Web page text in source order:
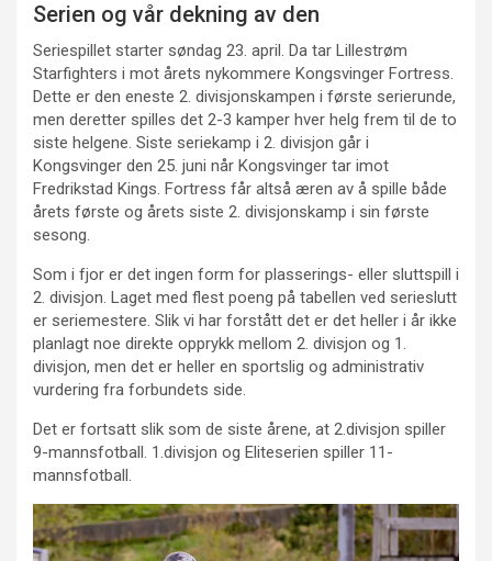
Serien og vår dekning av den
Seriespillet starter søndag 23. april. Da tar Lillestrøm
Starfighters i mot årets nykommere Kongsvinger Fortress.
Dette er den eneste 2. divisjonskampen i første serierunde,
men deretter spilles det 2-3 kamper hver helg frem til de to
siste helgene. Siste seriekamp i 2. divisjon går i
Kongsvinger den 25. juni når Kongsvinger tar imot
Fredrikstad Kings. Fortress får altså æren av å spille både
årets første og årets siste 2. divisjonskamp i sin første
sesong.
Som i fjor er det ingen form for plasserings- eller sluttspill i
2. divisjon. Laget med flest poeng på tabellen ved serieslutt
er seriemestere. Slik vi har forstått det er det heller i år ikke
planlagt noe direkte opprykk mellom 2. divisjon og 1.
divisjon, men det er heller en sportslig og administrativ
vurdering fra forbundets side.
Det er fortsatt slik som de siste årene, at 2.divisjon spiller
9-mannsfotball. 1.divisjon og Eliteserien spiller 11-
mannsfotball.